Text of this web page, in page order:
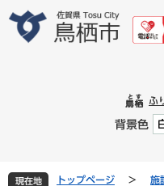
文
ふ
背景色
現在地 トップページ > 施